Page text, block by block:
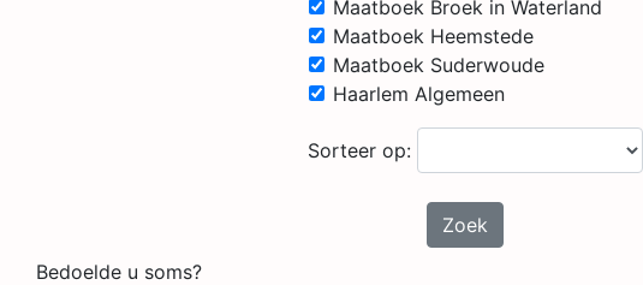
Maatboek Broek in Waterland
Maatboek Heemstede
Maatboek Suderwoude
Haarlem Algemeen
Sorteer op:
Zoek
Bedoelde u soms?